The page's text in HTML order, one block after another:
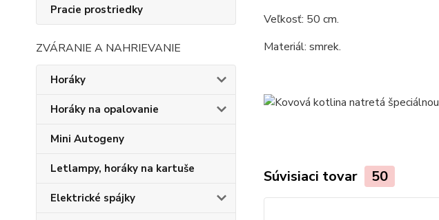
Pracie prostriedky
ZVÁRANIE A NAHRIEVANIE
Horáky
Horáky na opalovanie
Mini Autogeny
Letlampy, horáky na kartuše
Elektrické spájky
Veľkosť: 50 cm.
Materiál: smrek.
Súvisiaci tovar 50